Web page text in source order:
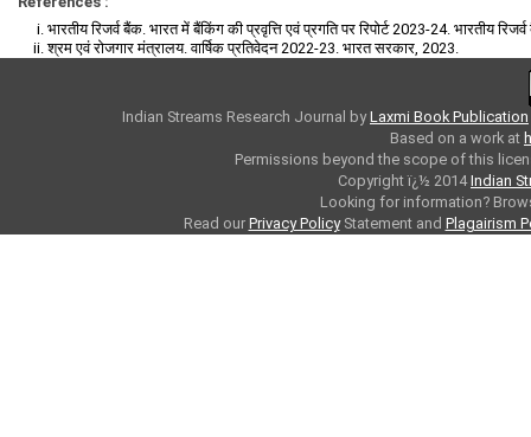
भारतीय रिजर्व बैंक. भारत में बैंकिंग की प्रवृत्ति एवं प्रगति पर रिपोर्ट 2023-24. भारतीय
श्रम एवं रोजगार मंत्रालय. वार्षिक प्रतिवेदन 2022-23. भारत सरकार, 2023.
Indian Streams Research Journal byLaxmi Book Publication
Based on a work at
Permissions beyond the scope of this
Copyright ï¿½ 2014Indian
Looking for information?
Read our Privacy PolicyStatement and Plagairism